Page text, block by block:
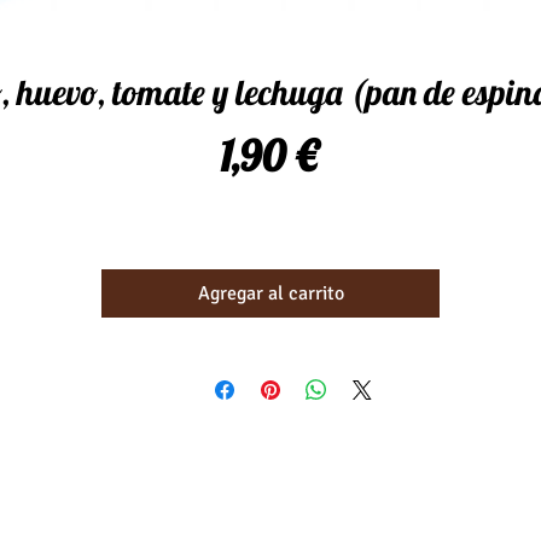
huevo, tomate y lechuga (pan de
1,90 €Precio
Agregar al carrito